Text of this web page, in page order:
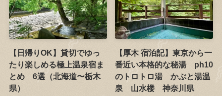
【日帰りOK】貸切でゆっ
たり楽しめる極上温泉宿ま
とめ 6選（北海道〜栃木
県）
【厚木 宿泊記】東京から一
番近い本格的な秘湯 ph10
のトロトロ湯 かぶと湯温
泉 山水楼 神奈川県